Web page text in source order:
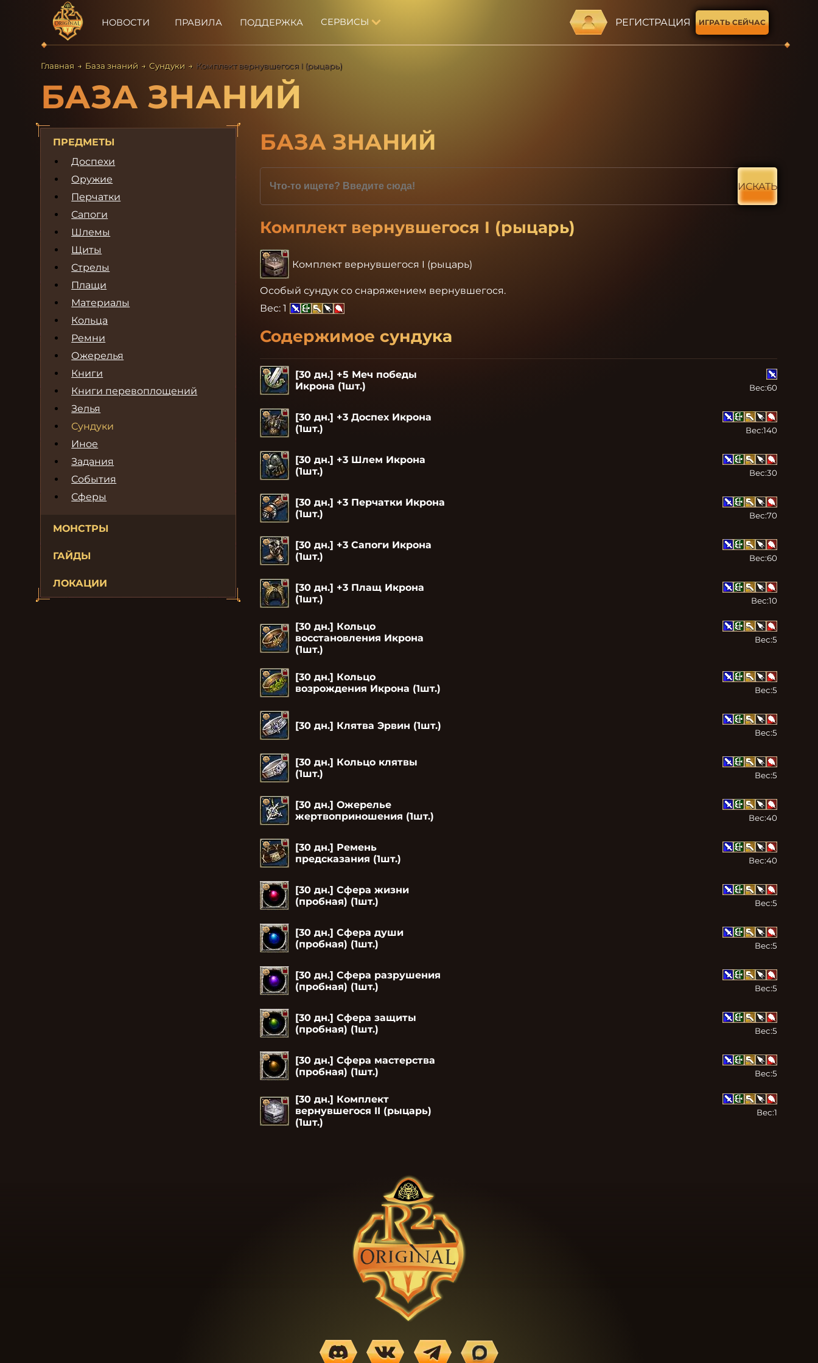
НОВОСТИ ПРАВИЛА ПОДДЕРЖКА СЕРВИСЫ РЕГИСТРАЦИЯ ИГРАТЬ СЕЙЧАС
Главная → База знаний → Сундуки → Комплект вернувшегося I (рыцарь)
БАЗА ЗНАНИЙ
ПРЕДМЕТЫ
Доспехи
Оружие
Перчатки
Сапоги
Шлемы
Щиты
Стрелы
Плащи
Материалы
Кольца
Ремни
Ожерелья
Книги
Книги перевоплощений
Зелья
Сундуки
Иное
Задания
События
Сферы
МОНСТРЫ
ГАЙДЫ
ЛОКАЦИИ
БАЗА ЗНАНИЙ
ИСКАТЬ
Комплект вернувшегося I (рыцарь)
Комплект вернувшегося I (рыцарь)
Особый сундук со снаряжением вернувшегося.
Вес:1
Содержимое сундука
[30 дн.] +5 Меч победы
Икрона (1шт.)
Вес:60
[30 дн.] +3 Доспех Икрона
(1шт.)
Вес:140
[30 дн.] +3 Шлем Икрона
(1шт.)
Вес:30
[30 дн.] +3 Перчатки Икрона
(1шт.)
Вес:70
[30 дн.] +3 Сапоги Икрона
(1шт.)
Вес:60
[30 дн.] +3 Плащ Икрона
(1шт.)
Вес:10
[30 дн.] Кольцо
восстановления Икрона
(1шт.)
Вес:5
[30 дн.] Кольцо
возрождения Икрона (1шт.)
Вес:5
[30 дн.] Клятва Эрвин (1шт.)
Вес:5
[30 дн.] Кольцо клятвы
(1шт.)
Вес:5
[30 дн.] Ожерелье
жертвоприношения (1шт.)
Вес:40
[30 дн.] Ремень
предсказания (1шт.)
Вес:40
[30 дн.] Сфера жизни
(пробная) (1шт.)
Вес:5
[30 дн.] Сфера души
(пробная) (1шт.)
Вес:5
[30 дн.] Сфера разрушения
(пробная) (1шт.)
Вес:5
[30 дн.] Сфера защиты
(пробная) (1шт.)
Вес:5
[30 дн.] Сфера мастерства
(пробная) (1шт.)
Вес:5
[30 дн.] Комплект
вернувшегося II (рыцарь)
(1шт.)
Вес:1